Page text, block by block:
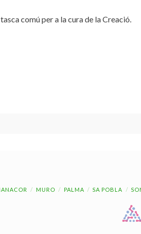
comú per a la cura de la Creació.
MURO PALMA SA POBLA